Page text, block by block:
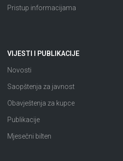
Pristup informacijama
VIJESTI I PUBLIKACIJE
Novosti
Saopštenja za javnost
Obavještenja za kupce
Publikacije
Mjesečni bilten